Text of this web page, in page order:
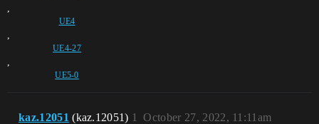
,
UE4
,
UE4-27
,
UE5-0
kaz.12051 (kaz.12051) October 27, 2022, 11:11am
1